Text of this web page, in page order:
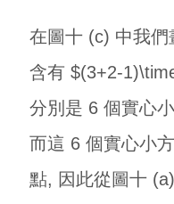
在圖十 (c) 中我
含有 $(3+2-
分別是 6 個實心
而這 6 個實心小
點, 因此從圖十